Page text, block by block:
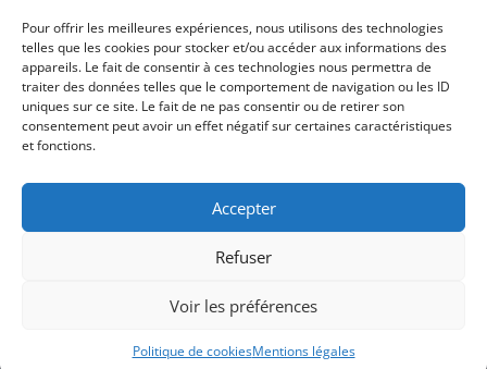
Pour offrir les meilleures expériences, nous utilisons des technologies
telles que les cookies pour stocker et/ou accéder aux informations des
appareils. Le fait de consentir à ces technologies nous permettra de
traiter des données telles que le comportement de navigation ou les ID
uniques sur ce site. Le fait de ne pas consentir ou de retirer son
consentement peut avoir un effet négatif sur certaines caractéristiques
et fonctions.
Accepter
Refuser
Voir les préférences
Politique de cookiesMentions légales
Mode / Beauté / Bien-être
Santé
Société
Sports
Technologie / Internet
Mentions légales